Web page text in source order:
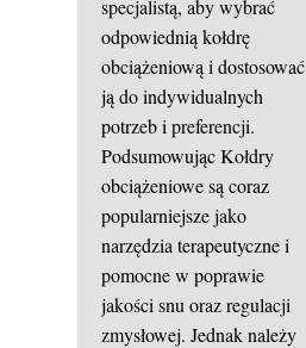
specjalistą, aby wybrać
odpowiednią kołdrę
obciążeniową i dostosować
ją do indywidualnych
potrzeb i preferencji.
Podsumowując Kołdry
obciążeniowe są coraz
popularniejsze jako
narzędzia terapeutyczne i
pomocne w poprawie
jakości snu oraz regulacji
zmysłowej. Jednak należy